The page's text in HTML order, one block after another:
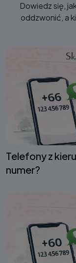
Dowiedz się,
oddzwonić, a
Telefony z
numer?